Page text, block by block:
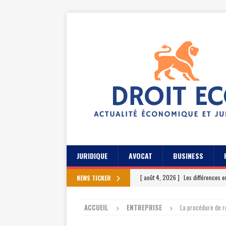
JURIDIQUE AVOCAT BUSINESS
NEWS TICKER [ août 4, 2026 ] Les différences
[ juillet 27, 2026 ] Les
ACCUEIL ENTREPRISE La procédure de